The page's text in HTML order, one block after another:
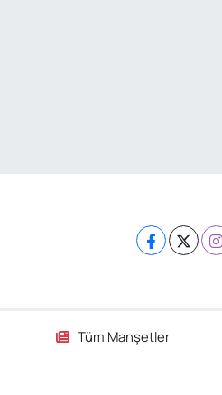
Tüm Manşetler